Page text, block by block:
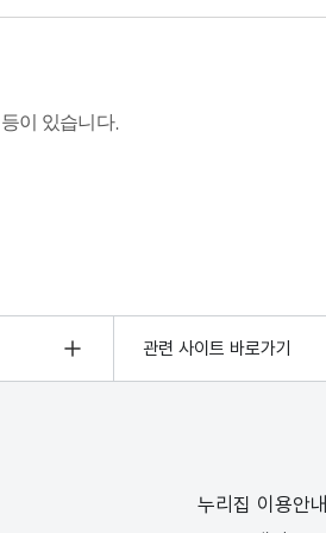
이 있습니다.
관련 사이트 바로가기
누리집 이용안내